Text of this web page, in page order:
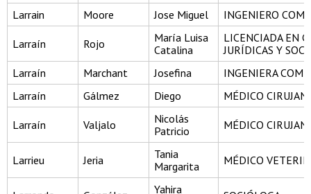
Larrain Moore Jose Miguel INGENIERO
Larraín Rojo
María Luisa
Catalina
LICENCIADA EN
JURÍDICAS Y
Larraín
Marchant Josefina
INGENIERA
Larraín
Gálmez Diego MÉDICO
Larraín Valjalo
Nicolás
Patricio
MÉDICO
Larrieu Jeria
Tania
Margarita
MÉDICO
Yahira